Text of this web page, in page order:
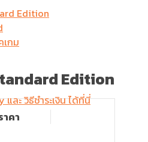
Edition
เกม
Edition
และ วิธีชำระเงิน ได้ที่นี่
าคา